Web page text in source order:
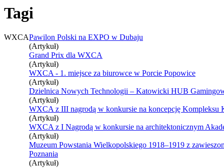
Tagi
WXCAPawilon Polski na EXPO w Dubaju
(Artykuł)
Grand Prix dla WXCA
(Artykuł)
WXCA - 1. miejsce za biurowce w Porcie Popowice
(Artykuł)
Dzielnica Nowych Technologii – Katowicki HUB
(Artykuł)
WXCA z III nagrodą w konkursie na koncepcję Kompleksu
(Artykuł)
WXCA z I Nagrodą w konkursie na architektonicznym
(Artykuł)
Muzeum Powstania Wielkopolskiego 1918–1919 z
Poznania
(Artykuł)